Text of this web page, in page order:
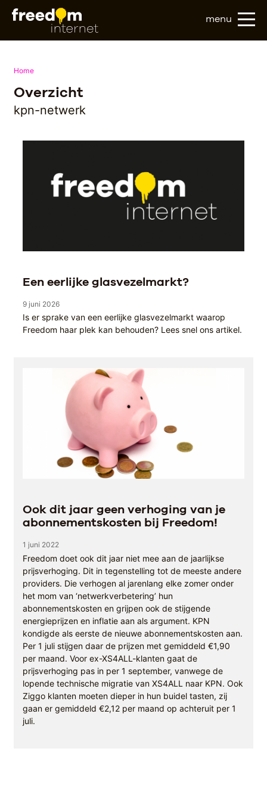
menu
Home
Overzicht
kpn-netwerk
Een eerlijke glasvezelmarkt?
9 juni 2026
Is er sprake van een eerlijke glasvezelmarkt waarop
Freedom haar plek kan behouden? Lees snel ons artikel.
Ook dit jaar geen verhoging van je
abonnementskosten bij Freedom!
1 juni 2022
Freedom doet ook dit jaar niet mee aan de jaarlijkse
prijsverhoging. Dit in tegenstelling tot de meeste andere
providers. Die verhogen al jarenlang elke zomer onder
het mom van ‘netwerkverbetering’ hun
abonnementskosten en grijpen ook de stijgende
energieprijzen en inflatie aan als argument. KPN
kondigde als eerste de nieuwe abonnementskosten aan.
Per 1 juli stijgen daar de prijzen met gemiddeld €1,90
per maand. Voor ex-XS4ALL-klanten gaat de
prijsverhoging pas in per 1 september, vanwege de
lopende technische migratie van XS4ALL naar KPN. Ook
Ziggo klanten moeten dieper in hun buidel tasten, zij
gaan er gemiddeld €2,12 per maand op achteruit per 1
juli.